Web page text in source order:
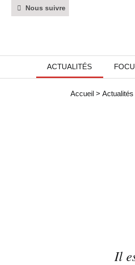
Nous suivre
ACTUALITÉS
Accueil > Actualités
Il